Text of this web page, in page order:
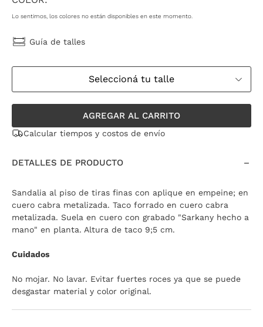
Lo sentimos, los colores no están disponibles en este momento.
Guía de talles
Seleccioná tu talle
AGREGAR AL CARRITO
Calcular tiempos y costos de envío
DETALLES DE PRODUCTO
Sandalia al piso de tiras finas con aplique en empeine; en
cuero cabra metalizada. Taco forrado en cuero cabra
metalizada. Suela en cuero con grabado "Sarkany hecho a
mano" en planta. Altura de taco 9;5 cm.
Cuidados
No mojar. No lavar. Evitar fuertes roces ya que se puede
desgastar material y color original.